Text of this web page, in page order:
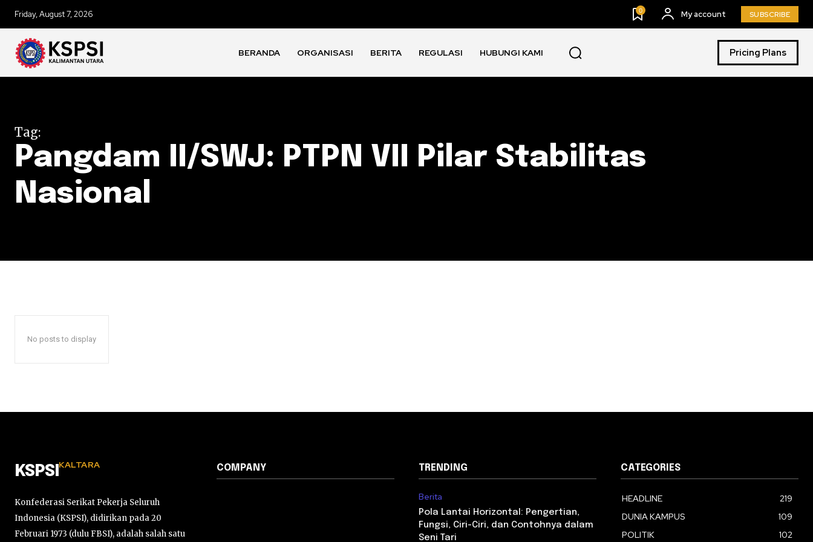
Friday, August 7, 2026 0 My account SUBSCRIBE
BERANDA ORGANISASI BERITA REGULASI HUBUNGI KAMI Pricing Plans
Tag:
Pangdam II/SWJ: PTPN VII Pilar Stabilitas
Nasional
No posts to display
KSPSI KALTARA
Konfederasi Serikat Pekerja Seluruh
Indonesia (KSPSI), didirikan pada 20
Februari 1973 (dulu FBSI), adalah salah satu
COMPANY TRENDING
Berita
Pola Lantai Horizontal: Pengertian,
Fungsi, Ciri-Ciri, dan Contohnya dalam
Seni Tari
CATEGORIES
HEADLINE
219
DUNIA KAMPUS
109
POLITIK
102